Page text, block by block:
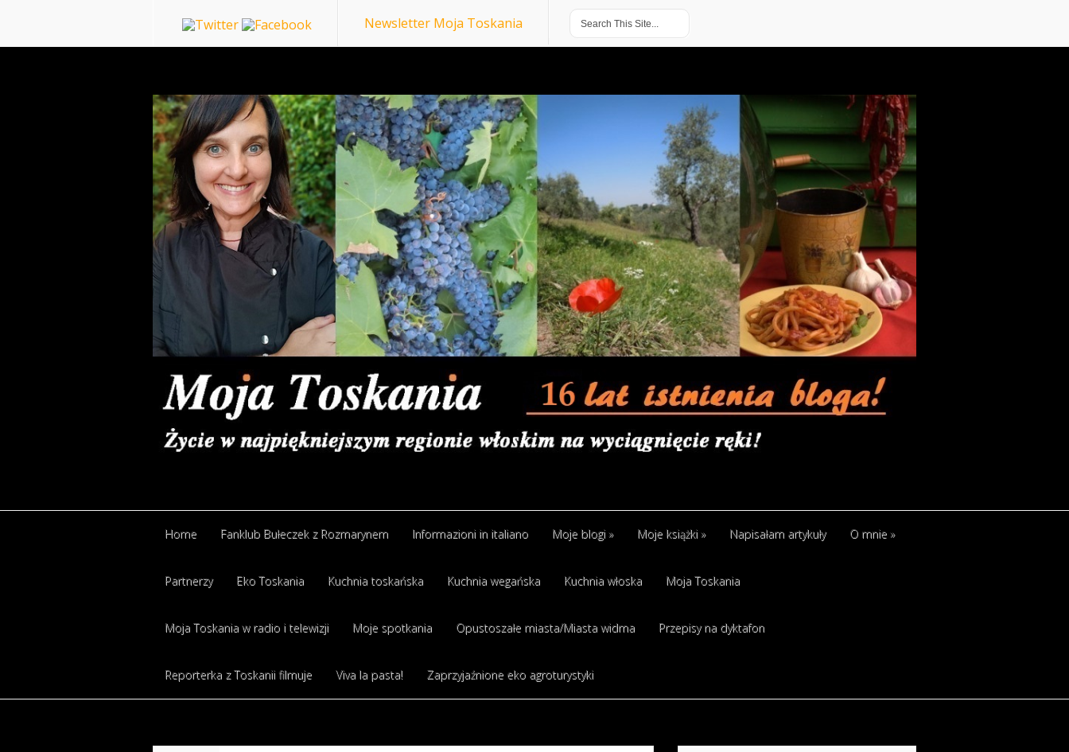
Newsletter Moja Toskania
Home Fanklub Bułeczek z Rozmarynem Informazioni in italiano Moje blogi » Moje książki » Napisałam artykuły O mnie »
Partnerzy Eko Toskania Kuchnia toskańska Kuchnia wegańska Kuchnia włoska Moja Toskania
Moja Toskania w radio i telewizji Moje spotkania Opustoszałe miasta/Miasta widma Przepisy na dyktafon
Reporterka z Toskanii filmuje Viva la pasta! Zaprzyjaźnione eko agroturystyki